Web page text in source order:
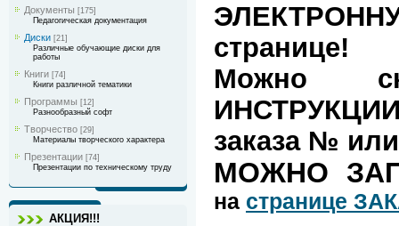
Документы [175]
Педагогическая документация
Диски [21]
Различные обучающие диски для
работы
Книги [74]
Книги различной тематики
Программы [12]
Разнообразный софт
Творчество [29]
Материалы творческого характера
Презентации [74]
Презентации по техническому труду
АКЦИЯ!!!
странице!
Можно
заказа №
МОЖНО
на странице